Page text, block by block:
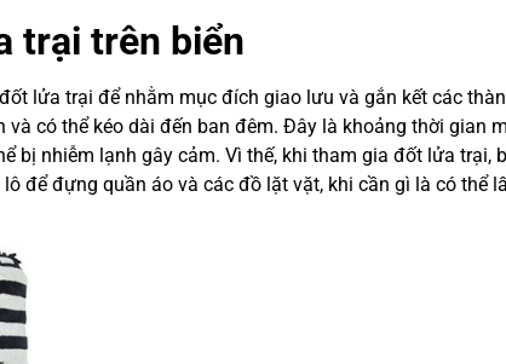
trại trên biển
lửa trại để nhằm mục đích giao lưu và gắn kết các
có thể kéo dài đến ban đêm. Đây là khoảng thời gian
bị nhiễm lạnh gây cảm. Vì thế, khi tham gia đốt lửa trại,
để đựng quần áo và các đồ lặt vặt, khi cần gì là có thể